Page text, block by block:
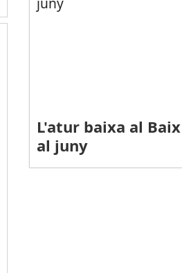
L'atur baixa al
al juny